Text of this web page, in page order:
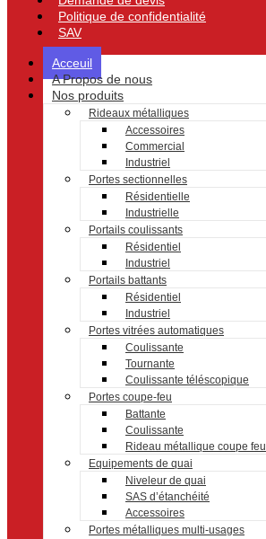
Politique de confidentialité
SAV
Acceuil
A Propos de nous
Nos produits
Rideaux métalliques
Accessoires
Commercial
Industriel
Portes sectionnelles
Résidentielle
Industrielle
Portails coulissants
Résidentiel
Industriel
Portails battants
Résidentiel
Industriel
Portes vitrées automatiques
Coulissante
Tournante
Coulissante téléscopique
Portes coupe-feu
Battante
Coulissante
Rideau métallique coupe feu
Equipements de quai
Niveleur de quai
SAS d’étanchéité
Accessoires
Portes métalliques multi-usages